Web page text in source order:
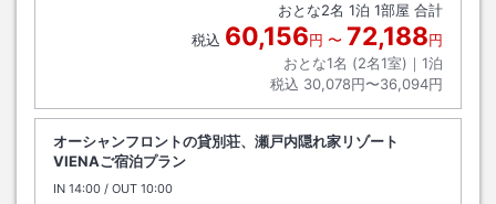
おとな2名 1泊 1部屋 合計
税込 60,156円 〜 72,188円
おとな1名 (2名1室)｜ 1泊
税込 30,078円〜36,094円
オーシャンフロントの貸別荘、瀬戸内隠れ家リゾート
VIENAご宿泊プラン
IN チェックイン
14:00 / OUT チェックアウト
10:00